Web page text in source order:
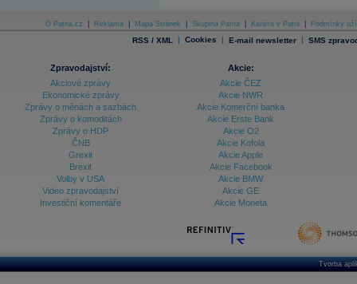
O Patria.cz Reklama Mapa Stránek Skupina Patria Kariéra v Patrii Podmínky
RSS / XML | Cookies | E-mail newsletter | SMS
Zpravodajství:
Akciové zprávy
Ekonomické zprávy
Zprávy o měnách a sazbách
Zprávy o komoditách
Zprávy o HDP
ČNB
Grexit
Brexit
Volby v USA
Video zpravodajství
Investiční komentáře
Akcie:
Akcie ČEZ
Akcie NWR
Akcie Komerční banka
Akcie Erste Bank
Akcie O2
Akcie Kofola
Akcie Apple
Akcie Facebook
Akcie BMW
Akcie GE
Akcie Moneta
Tvorba